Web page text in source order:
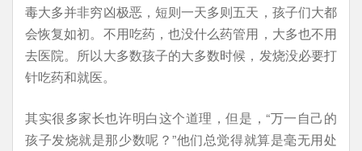
毒大多并非穷凶极恶，短则一天多则五天，孩子们大都
会恢复如初。不用吃药，也没什么药管用，大多也不用
去医院。所以大多数孩子的大多数时候，发烧没必要打
针吃药和就医。
其实很多家长也许明白这个道理，但是，“万一自己的
孩子发烧就是那少数呢？”他们总觉得就算是毫无用处